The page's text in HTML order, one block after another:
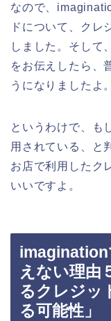
なので、
ドについて、クレ
しました。そして
をお伝えしたら、
うになりましたよ。
というわけで、も
用されている、と
お店で利用したク
いいですよ。
imagination
えない理由
るクレジッ
る可能性」